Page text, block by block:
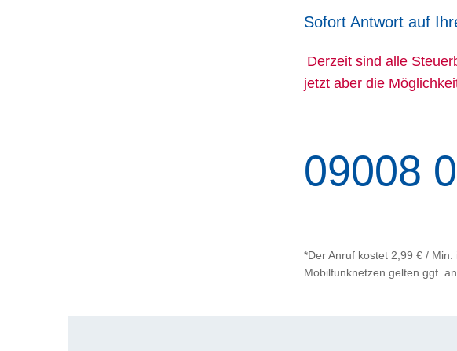
Sofort Antwort auf
Derzeit sind alle
jetzt aber die
09008
*Der Anruf kostet 2,99 € /
Mobilfunknetzen gelten ggf.